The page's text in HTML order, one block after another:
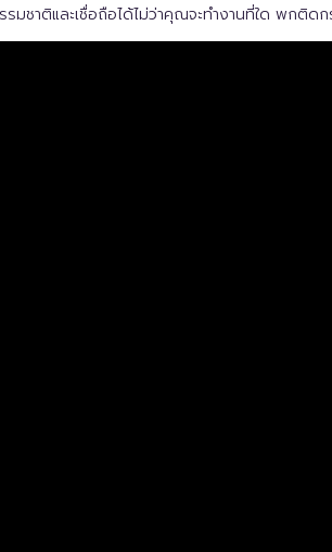
ชาติและเชื่อถือได้ไม่ว่าคุณจะทำงานที่ใด พกติดก